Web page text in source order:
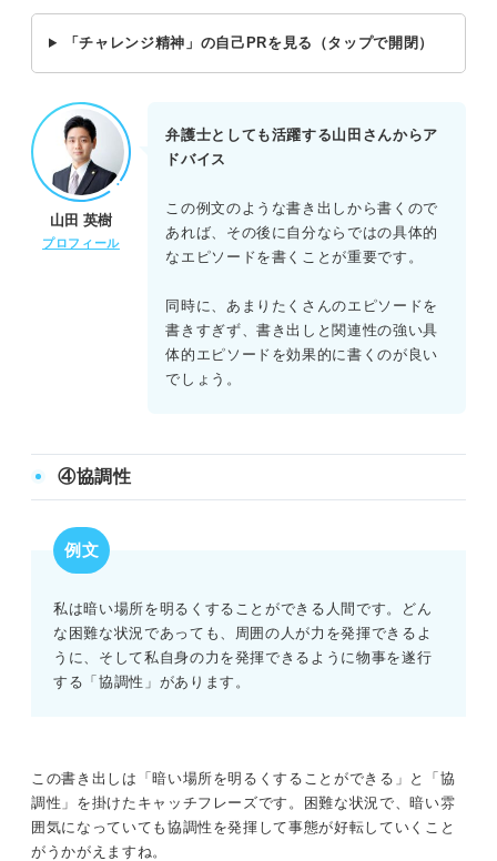
「チャレンジ精神」の自己PRを見る（タップで開閉）
山田 英樹
プロフィール
弁護士としても活躍する山田さんからア
ドバイス
この例文のような書き出しから書くので
あれば、その後に自分ならではの具体的
なエピソードを書くことが重要です。
同時に、あまりたくさんのエピソードを
書きすぎず、書き出しと関連性の強い具
体的エピソードを効果的に書くのが良い
でしょう。
④協調性
例文
私は暗い場所を明るくすることができる人間です。どん
な困難な状況であっても、周囲の人が力を発揮できるよ
うに、そして私自身の力を発揮できるように物事を遂行
する「協調性」があります。
この書き出しは「暗い場所を明るくすることができる」と「協
調性」を掛けたキャッチフレーズです。困難な状況で、暗い雰
囲気になっていても協調性を発揮して事態が好転していくこと
がうかがえますね。